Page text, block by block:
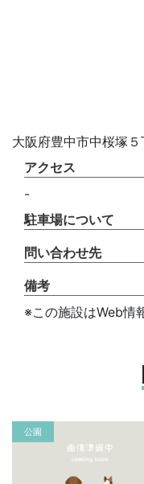
大阪府豊中市中桜塚
アクセス
-
駐車場について
問い合わせ先
備考
※この施設はWeb情
公園